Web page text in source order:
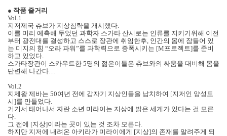
● 작품 줄거리
Vol.1
지저제국 츄브가 지상침략을 개시했다.
이를 미리 예측해 두었던 과학자 스가타 산시로는 인류를 지키기위해 이전
부터 광전대를 결성하고 스스로 장관에 취임한후, 인간의 몸에 잠들어 있
는 미지의 힘 “오라 파워”를 과학력으로 증폭시키는 [M프로젝트]를 준비
하고 있었다.
스가타장관이 스카우트한 5명의 젊은이들은 츄브와의 싸움을 대비해 몸을
단련해 나간다…
Vol.2
지제왕 제바는 50여년 전에 갑자기 지상인들을 납치하여 [지저인 양성도
시]를 만들었다.
거기서 태어나서 자란 소년 미라이는 지상에 밝은 세계가 있다는 걸 모른
다.
그 전에 [지상]이라는 곳이 있는 것 조차 모른다.
하지만 지저에 내려온 아키라가 미라이에게 [지상]의 존재를 알려주게 되